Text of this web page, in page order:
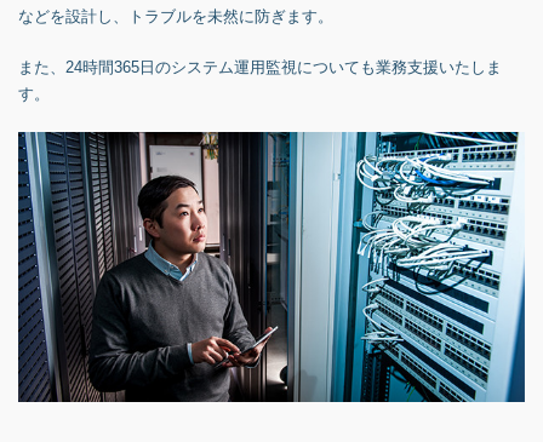
などを設計し、トラブルを未然に防ぎます。
また、24時間365日のシステム運用監視についても業務支援いたしま
す。